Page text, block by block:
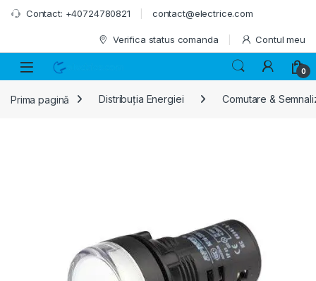
Skip to navigation
Skip to content
Contact: +40724780821 contact@electrice.com
Verifica status comanda Contul meu
0
Prima pagină Distribuția Energiei Comutare &